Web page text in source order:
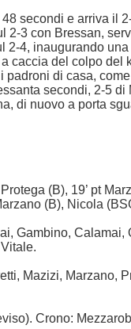
secondi e arriva il
2-3 con Bressan,
2-4, inaugurando
caccia del colpo del
padroni di casa,
secondi, 2-5 di
di nuovo a porta
(B), 19’ pt
(B), Nicola
Gambino, Calamai,
Mazizi, Marzano,
Crono: